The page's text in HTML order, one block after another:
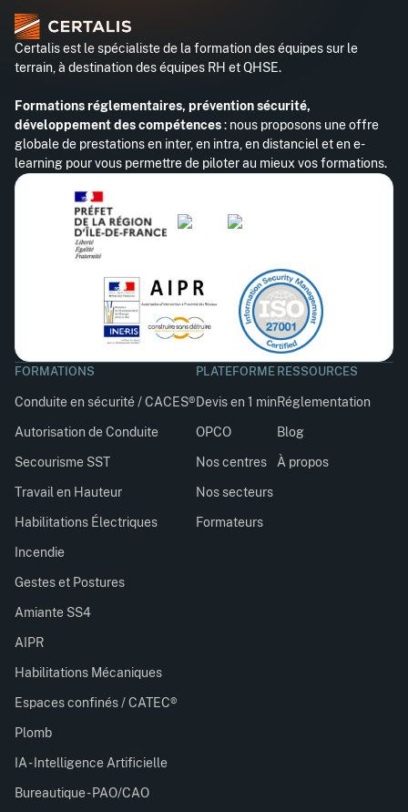
Certalis est le spécialiste de la formation des équipes sur le
terrain, à destination des équipes RH et QHSE.
Formations réglementaires, prévention sécurité,
développement des compétences: nous proposons une offre
globale de prestations en inter, en intra, en distanciel et en e-
learning pour vous permettre de piloter au mieux vos formations.
FORMATIONS
Conduite en sécurité / CACES®
Autorisation de Conduite
Secourisme SST
Travail en Hauteur
Habilitations Électriques
Incendie
Gestes et Postures
Amiante SS4
AIPR
Habilitations Mécaniques
Espaces confinés / CATEC®
Plomb
IA - Intelligence Artificielle
Bureautique - PAO/CAO
PLATEFORME
Devis en 1 min
OPCO
Nos centres
Nos secteurs
Formateurs
RESSOURCES
Réglementation
Blog
À propos